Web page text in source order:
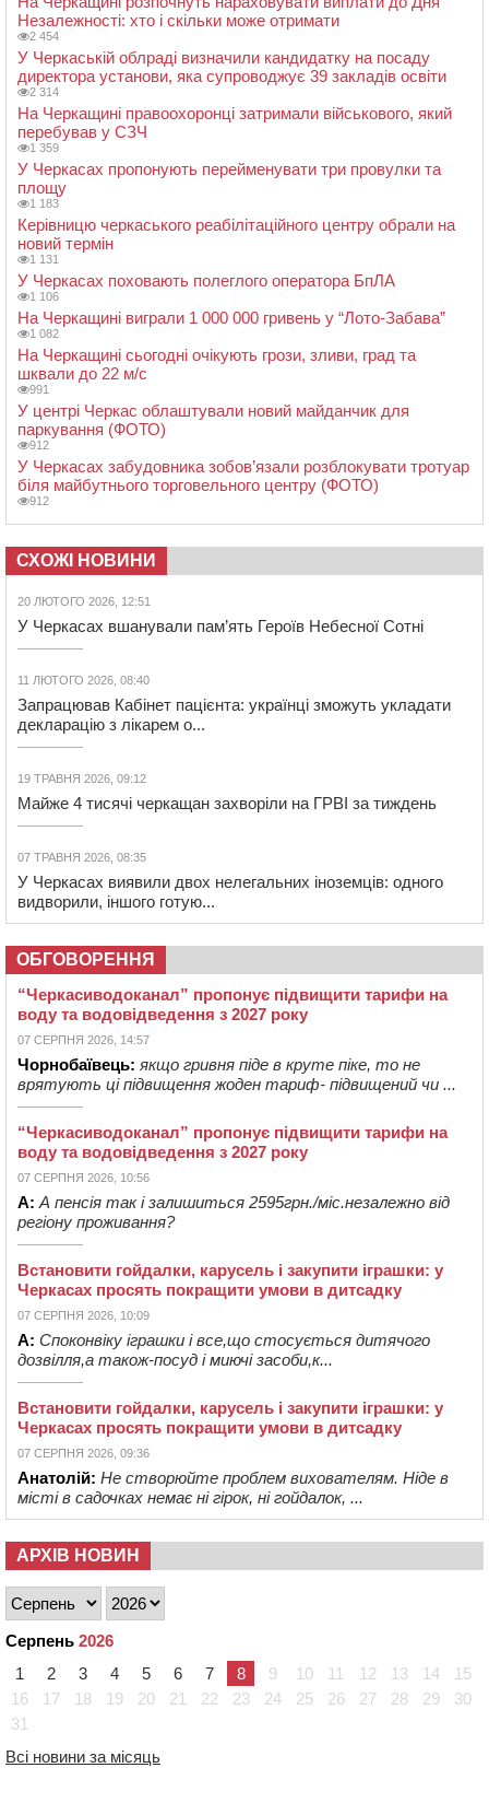
Незалежності: хто і скільки може отримати
2 454
У Черкаській облраді визначили кандидатку на посаду
директора установи, яка супроводжує 39 закладів освіти
2 314
На Черкащині правоохоронці затримали військового, який
перебував у СЗЧ
1 359
У Черкасах пропонують перейменувати три провулки та
площу
1 183
Керівницю черкаського реабілітаційного центру обрали на
новий термін
1 131
У Черкасах поховають полеглого оператора БпЛА
1 106
На Черкащині виграли 1 000 000 гривень у “Лото-Забава”
1 082
На Черкащині сьогодні очікують грози, зливи, град та
шквали до 22 м/с
991
У центрі Черкас облаштували новий майданчик для
паркування (ФОТО)
912
У Черкасах забудовника зобов’язали розблокувати тротуар
біля майбутнього торговельного центру (ФОТО)
912
СХОЖІ НОВИНИ
20 ЛЮТОГО 2026, 12:51
У Черкасах вшанували пам’ять Героїв Небесної Сотні
11 ЛЮТОГО 2026, 08:40
Запрацював Кабінет пацієнта: українці зможуть укладати
декларацію з лікарем о...
19 ТРАВНЯ 2026, 09:12
Майже 4 тисячі черкащан захворіли на ГРВІ за тиждень
07 ТРАВНЯ 2026, 08:35
У Черкасах виявили двох нелегальних іноземців: одного
видворили, іншого готую...
ОБГОВОРЕННЯ
“Черкасиводоканал” пропонує підвищити тарифи на
воду та водовідведення з 2027 року
07 СЕРПНЯ 2026, 14:57
Чорнобаївець: якщо гривня піде в круте піке, то не
врятують ці підвищення жоден тариф- підвищений чи ...
“Черкасиводоканал” пропонує підвищити тарифи на
воду та водовідведення з 2027 року
07 СЕРПНЯ 2026, 10:56
А: А пенсія так і залишиться 2595грн./міс.незалежно від
регіону проживання?
Встановити гойдалки, карусель і закупити іграшки: у
Черкасах просять покращити умови в дитсадку
07 СЕРПНЯ 2026, 10:09
А: Споконвіку іграшки і все,що стосується дитячого
дозвілля,а також-посуд і миючі засоби,к...
Встановити гойдалки, карусель і закупити іграшки: у
Черкасах просять покращити умови в дитсадку
07 СЕРПНЯ 2026, 09:36
Анатолій: Не створюйте проблем вихователям. Ніде в
місті в садочках немає ні гірок, ні гойдалок, ...
АРХІВ НОВИН
Серпень 2026
1
2 3 4 5 6 7 8 9 10 11 12 13 14
15
16
17 18 19 20 21 22 23 24 25 26 27 28 29
30
31
Всі новини за місяць